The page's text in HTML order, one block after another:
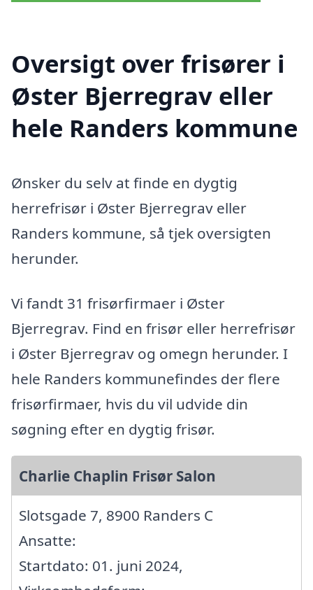
Oversigt over frisører i
Øster Bjerregrav eller
hele Randers kommune
Ønsker du selv at finde en dygtig
herrefrisør i Øster Bjerregrav eller
Randers kommune, så tjek oversigten
herunder.
Vi fandt 31 frisørfirmaer i Øster
Bjerregrav. Find en frisør eller herrefrisør
i Øster Bjerregrav og omegn herunder. I
hele Randers kommunefindes der flere
frisørfirmaer, hvis du vil udvide din
søgning efter en dygtig frisør.
Charlie Chaplin Frisør Salon
Slotsgade 7, 8900 Randers C
Ansatte:
Startdato: 01. juni 2024,